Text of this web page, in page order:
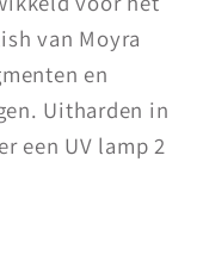
van Moyra
en
Uitharden in
een UV lamp 2